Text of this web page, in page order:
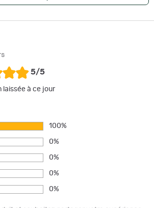
5/5
laissée à ce jour
100%
0%
0%
0%
0%